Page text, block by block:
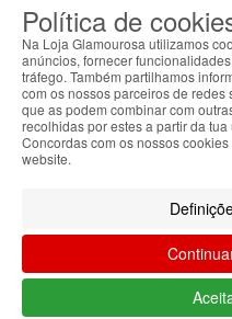
Iniciar sessão
As suas preferências
CARRINHO
Política de
Na Loja Glamourosa utilizamos
anúncios, fornecer
tráfego. Também partilhamos
com os nossos parceiros de
que as podem combinar com
recolhidas por estes a partir da
Concordas com os nossos
website.